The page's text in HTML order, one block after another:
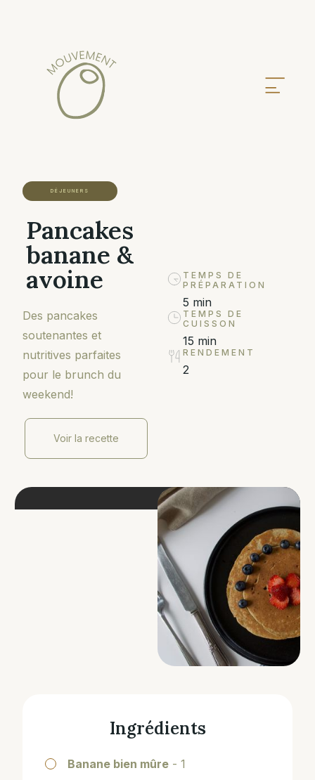
DÉJEUNERS
Pancakes
banane &
avoine
Des pancakes
soutenantes et
nutritives parfaites
pour le brunch du
weekend!
Voir la recette
TEMPS DE
PRÉPARATION
5 min
TEMPS DE
CUISSON
15 min
RENDEMENT
2
Ingrédients
Banane bien mûre - 1